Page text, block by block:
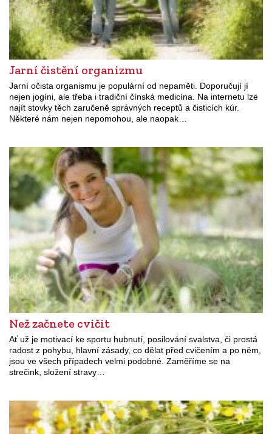
Jarní čistění organizmu
Jarní očista organismu je populární od nepaměti. Doporučují jí
nejen jogíni, ale třeba i tradiční čínská medicína. Na internetu lze
najít stovky těch zaručeně správných receptů a čisticích kúr.
Některé nám nejen nepomohou, ale naopak…
Než začnete cvičit
Ať už je motivací ke sportu hubnutí, posilování svalstva, či prostá
radost z pohybu, hlavní zásady, co dělat před cvičením a po něm,
jsou ve všech případech velmi podobné. Zaměříme se na
strečink, složení stravy…